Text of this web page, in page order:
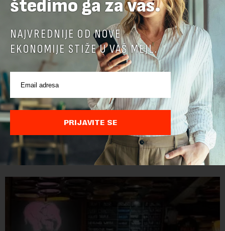
Cene hrane u svetu najviše za tri i po godine
Cene hrane u svetu su sada najviše za tri i po godine, jer letnji
toplotni talasi i ratovi u Ukrajini i na Bliskom istoku povećavaju
troškove, piše britanski list Gardijan.Indeks cena
prehrambenih proiz...
štedimo ga za vas.
NAJVREDNIJE OD NOVE
EKONOMIJE STIŽE U VAŠ MEJL.
PRIJAVITE SE